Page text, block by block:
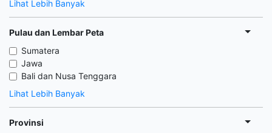
Lihat Lebih Banyak
Pulau dan Lembar Peta
Sumatera
Jawa
Bali dan Nusa Tenggara
Lihat Lebih Banyak
Provinsi